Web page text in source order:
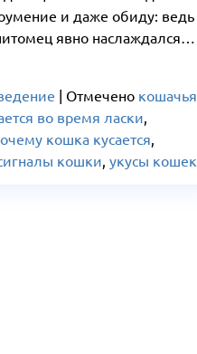
и даже обиду: ведь
явно наслаждался…
| Отмечено кошачья
во время ласки,
кошка кусается,
кошки, укусы кошек